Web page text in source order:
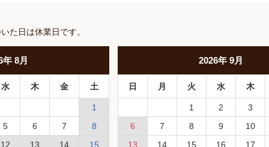
た日は休業日です。
年 8月
水 木 金 土
1
5 6 7
8
12 13 14 15
2026年9月
日 月 火 水 木
1 2
3
6
7 8 9
10
13
14 15 16 17